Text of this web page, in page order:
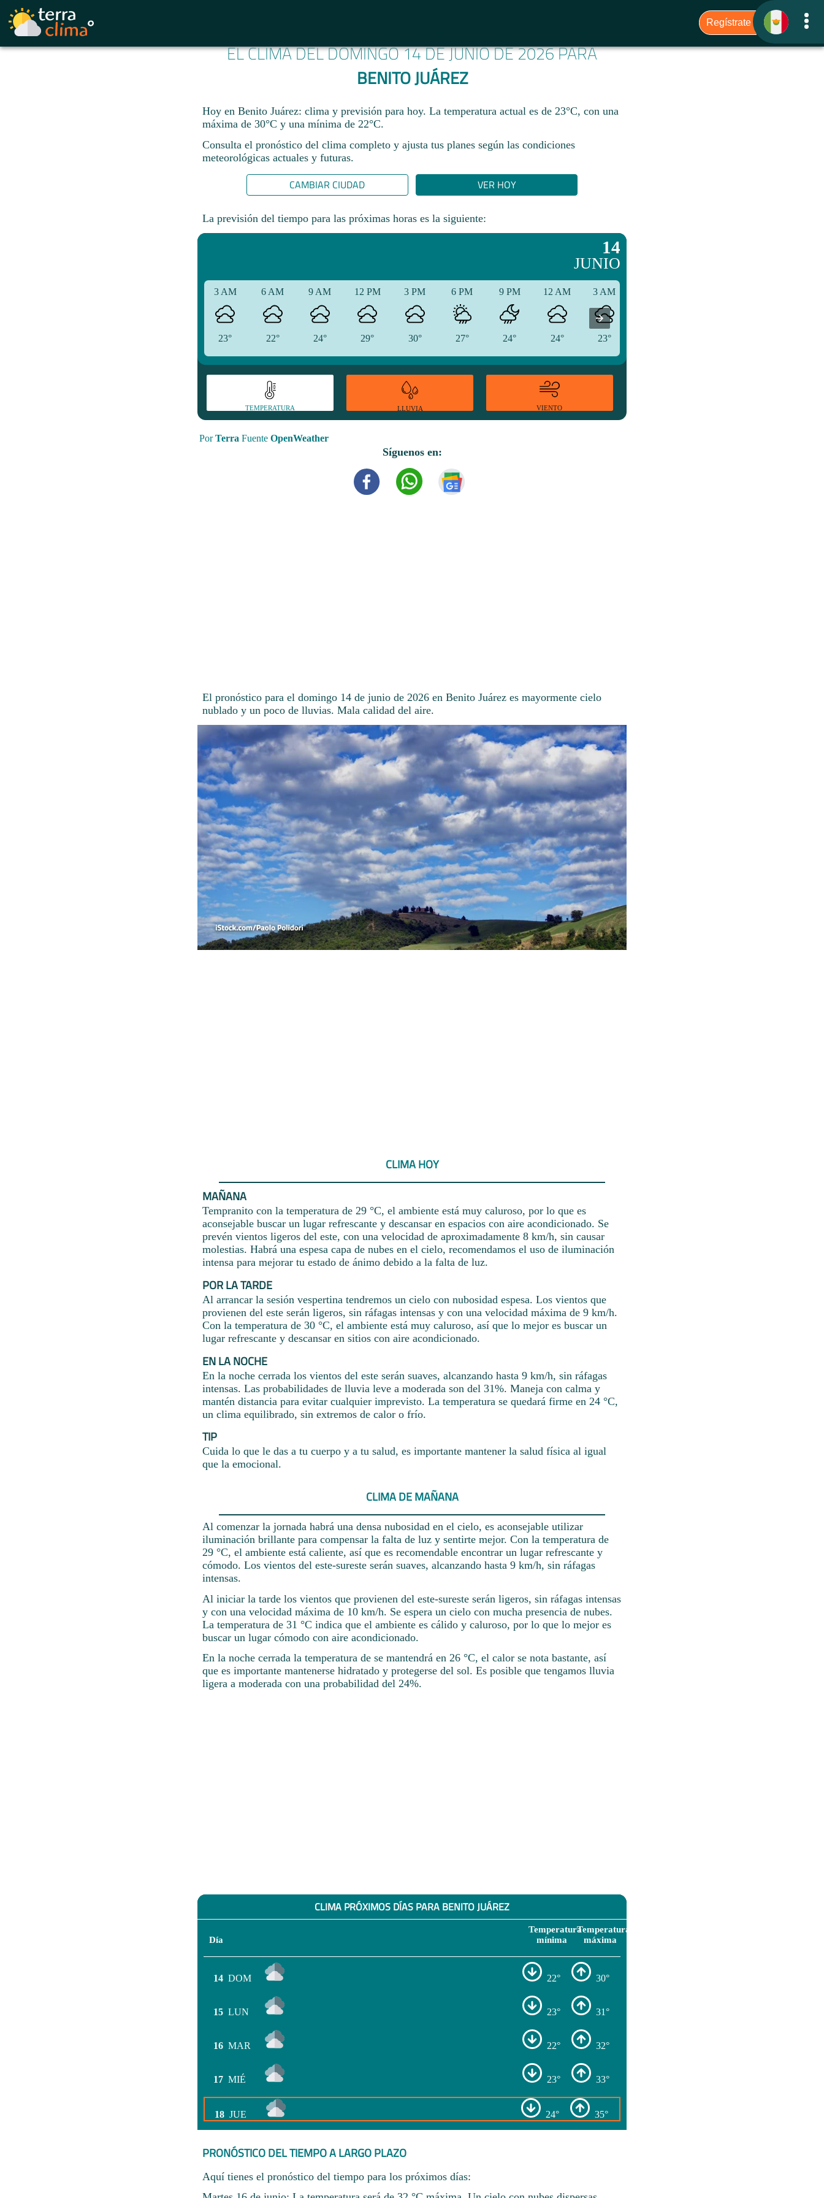
EL CLIMA DEL DOMINGO 14 DE JUNIO DE 2026 PARA
BENITO JUÁREZ
Hoy en Benito Juárez: clima y previsión para hoy. La temperatura actual es de 23°C, con una
máxima de 30°C y una mínima de 22°C.​
Consulta el pronóstico del clima completo y ajusta tus planes según las condiciones
meteorológicas actuales y futuras.
CAMBIAR CIUDAD VER HOY
La previsión del tiempo para las próximas horas es la siguiente:
14
JUNIO
3 AM
23°
6 AM
22°
9 AM
24°
12 PM
29°
3 PM
30°
6 PM
27°
9 PM
24°
12 AM
24°
3 AM
23°
TEMPERATURA LLUVIA VIENTO
PorTerra Fuente OpenWeather
Síguenos en:
El pronóstico para el domingo 14 de junio de 2026 en Benito Juárez es mayormente cielo
nublado y un poco de lluvias. Mala calidad del aire.
CLIMA HOY
MAÑANA
Tempranito con la temperatura de 29 °C, el ambiente está muy caluroso, por lo que es
aconsejable buscar un lugar refrescante y descansar en espacios con aire acondicionado. Se
prevén vientos ligeros del este, con una velocidad de aproximadamente 8 km/h, sin causar
molestias. Habrá una espesa capa de nubes en el cielo, recomendamos el uso de iluminación
intensa para mejorar tu estado de ánimo debido a la falta de luz.
POR LA TARDE
Al arrancar la sesión vespertina tendremos un cielo con nubosidad espesa. Los vientos que
provienen del este serán ligeros, sin ráfagas intensas y con una velocidad máxima de 9 km/h.
Con la temperatura de 30 °C, el ambiente está muy caluroso, así que lo mejor es buscar un
lugar refrescante y descansar en sitios con aire acondicionado.
EN LA NOCHE
En la noche cerrada los vientos del este serán suaves, alcanzando hasta 9 km/h, sin ráfagas
intensas. Las probabilidades de lluvia leve a moderada son del 31%. Maneja con calma y
mantén distancia para evitar cualquier imprevisto. La temperatura se quedará firme en 24 °C,
un clima equilibrado, sin extremos de calor o frío.
TIP
Cuida lo que le das a tu cuerpo y a tu salud, es importante mantener la salud física al igual
que la emocional.
CLIMA DE MAÑANA
Al comenzar la jornada habrá una densa nubosidad en el cielo, es aconsejable utilizar
iluminación brillante para compensar la falta de luz y sentirte mejor. Con la temperatura de
29 °C, el ambiente está caliente, así que es recomendable encontrar un lugar refrescante y
cómodo. Los vientos del este-sureste serán suaves, alcanzando hasta 9 km/h, sin ráfagas
intensas.
Al iniciar la tarde los vientos que provienen del este-sureste serán ligeros, sin ráfagas intensas
y con una velocidad máxima de 10 km/h. Se espera un cielo con mucha presencia de nubes.
La temperatura de 31 °C indica que el ambiente es cálido y caluroso, por lo que lo mejor es
buscar un lugar cómodo con aire acondicionado.
En la noche cerrada la temperatura de se mantendrá en 26 °C, el calor se nota bastante, así
que es importante mantenerse hidratado y protegerse del sol. Es posible que tengamos lluvia
ligera a moderada con una probabilidad del 24%.
CLIMA PRÓXIMOS DÍAS PARA BENITO JUÁREZ
Día
Temperatura
mínima
Temperatura
máxima
14 DOM 22° 30°
15 LUN 23° 31°
16 MAR 22° 32°
17 MIÉ 23° 33°
18 JUE 24° 35°
PRONÓSTICO DEL TIEMPO A LARGO PLAZO
Aquí tienes el pronóstico del tiempo para los próximos días: